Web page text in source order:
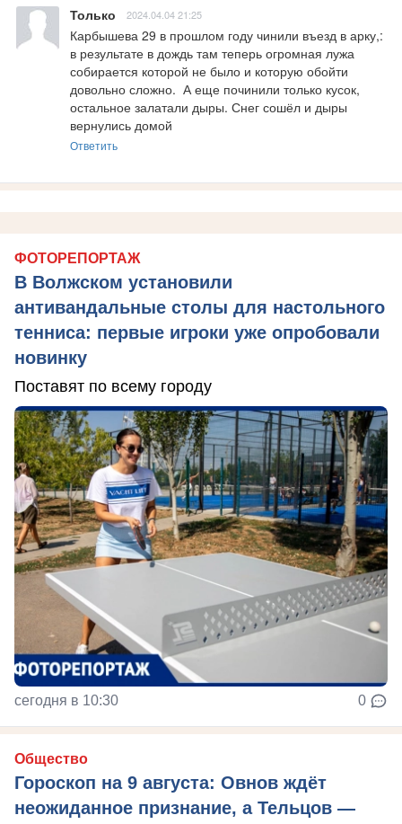
Только 2024.04.04 21:25
Карбышева 29 в прошлом году чинили въезд в арку,:
в результате в дождь там теперь огромная лужа
собирается которой не было и которую обойти
довольно сложно.  А еще починили только кусок,
остальное залатали дыры. Снег сошёл и дыры
вернулись домой
Ответить
ФОТОРЕПОРТАЖ
В Волжском установили
антивандальные столы для настольного
тенниса: первые игроки уже опробовали
новинку
Поставят по всему городу
сегодня в 10:30 0
Общество
Гороскоп на 9 августа: Овнов ждёт
неожиданное признание, а Тельцов —